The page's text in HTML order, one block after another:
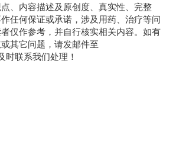
、内容描述及原创度、真实性、完整
任何保证或承诺，涉及用药、治疗等问
仅作参考，并自行核实相关内容。如有
其它问题，请发邮件至
时联系我们处理！